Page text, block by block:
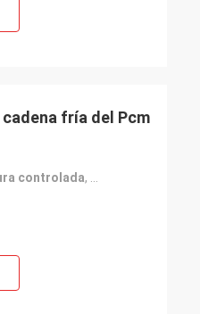
cadena fría del Pcm
controlada,